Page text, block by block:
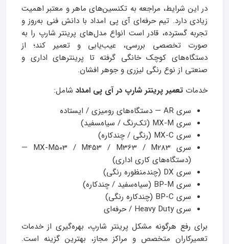
در این شرایط، مراجعه به تکنسین‌های ماهر و معتبر اهمیت
زیادی دارد. تیم حرفه‌ای آی‌ پی امداد با دانش فنی به‌روز و
تجربه گسترده، قادر است انواع مدل‌های پرینتر شارپ را به‌
صورت تخصصی بررسی، عیب‌یابی و تعمیر کند؛ از
دستگاه‌های کوچک خانگی گرفته تا پرینترهای اداری و
صنعتی از نوع رنگی لیزری و جوهر افشان.
خدمات تعمیر پرینتر شارپ در آی‌ پی امداد شامل:
سری AR — دستگاه‌های رومیزی / ایستاده
سری MX‑M (تک‌رنگ / سیاه‌‍سفید)
سری MX‑C (رنگی / چندکاره)
سری MX‑M503 / M453 / M363 / M283 —
(دستگاه‌های کاری اداری)
سری DX (چندمنظوره رنگی)
سری BP‑M (سیاه‌سفید / چندکاره)
سری BP‑C (چندکاره رنگی)
سری Heavy Duty / حرفه‌ای
برای رفع هرگونه مشکل پرینتر شارپ، بهره‌گیری از خدمات
تعمیرکاران متخصص و مراکز مجاز، بهترین گزینه است.